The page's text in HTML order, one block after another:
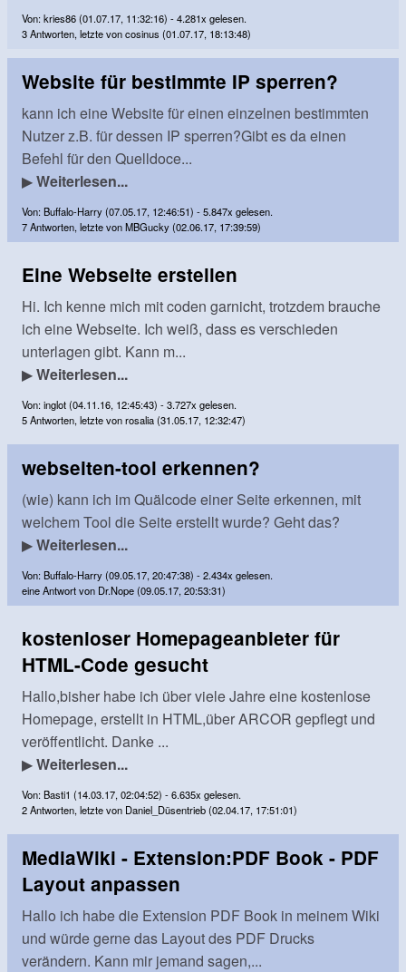
Von: kries86 (01.07.17, 11:32:16) - 4.281x gelesen.
3 Antworten, letzte von cosinus (01.07.17, 18:13:48)
Website für bestimmte IP sperren?
kann ich eine Website für einen einzelnen bestimmten
Nutzer z.B. für dessen IP sperren?Gibt es da einen
Befehl für den Quelldoce...
▶Weiterlesen...
Von: Buffalo-Harry (07.05.17, 12:46:51) - 5.847x gelesen.
7 Antworten, letzte von MBGucky (02.06.17, 17:39:59)
Eine Webseite erstellen
Hi. Ich kenne mich mit coden garnicht, trotzdem brauche
ich eine Webseite. Ich weiß, dass es verschieden
unterlagen gibt. Kann m...
▶Weiterlesen...
Von: inglot (04.11.16, 12:45:43) - 3.727x gelesen.
5 Antworten, letzte von rosalia (31.05.17, 12:32:47)
webseiten-tool erkennen?
(wie) kann ich im Quälcode einer Seite erkennen, mit
welchem Tool die Seite erstellt wurde? Geht das?
▶Weiterlesen...
Von: Buffalo-Harry (09.05.17, 20:47:38) - 2.434x gelesen.
eine Antwort von Dr.Nope (09.05.17, 20:53:31)
kostenloser Homepageanbieter für
HTML-Code gesucht
Hallo,bisher habe ich über viele Jahre eine kostenlose
Homepage, erstellt in HTML,über ARCOR gepflegt und
veröffentlicht. Danke ...
▶Weiterlesen...
Von: Basti1 (14.03.17, 02:04:52) - 6.635x gelesen.
2 Antworten, letzte von Daniel_Düsentrieb (02.04.17, 17:51:01)
MediaWiki - Extension:PDF Book - PDF
Layout anpassen
Hallo ich habe die Extension PDF Book in meinem Wiki
und würde gerne das Layout des PDF Drucks
verändern. Kann mir jemand sagen,...